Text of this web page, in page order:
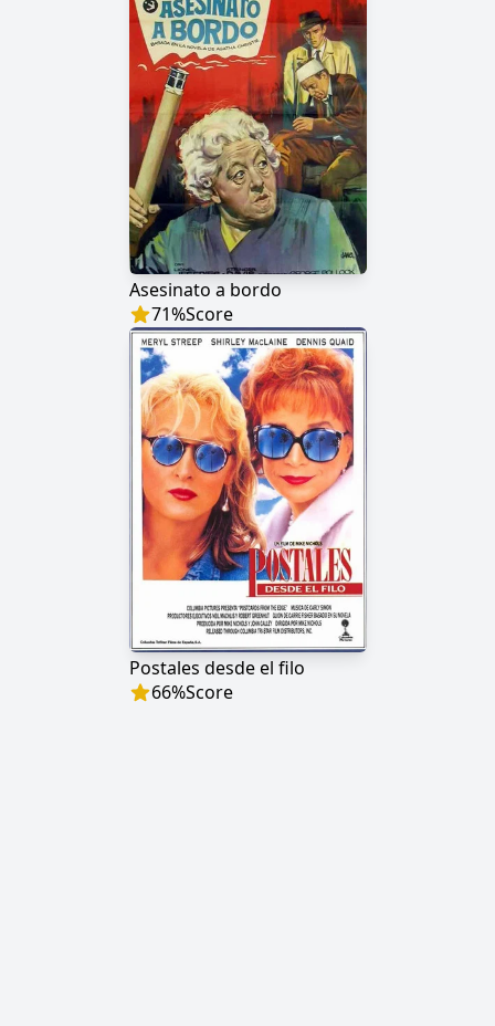
Asesinato a bordo
71%Score
Postales desde el filo
66%Score